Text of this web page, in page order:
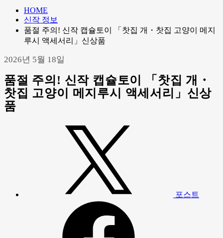
HOME
신작 정보
품절 주의! 신작 캡슐토이 「찻집 개・찻집 고양이 메지
루시 액세서리」신상품
2026년 5월 18일
품절 주의! 신작 캡슐토이 「찻집 개・
찻집 고양이 메지루시 액세서리」신상
품
포스트